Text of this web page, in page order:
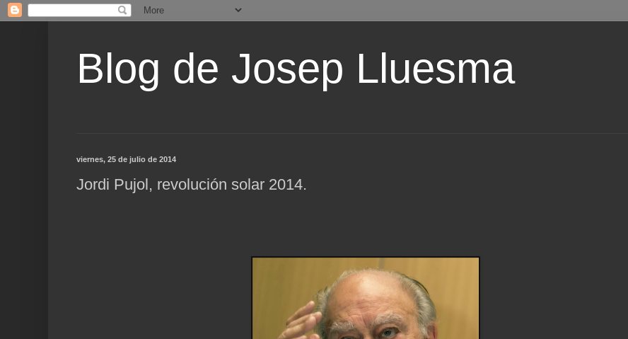
Blog de Josep Lluesma
viernes, 25 de julio de 2014
Jordi Pujol, revolución solar 2014.